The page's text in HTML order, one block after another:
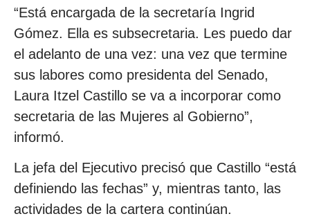
“Está encargada de la secretaría Ingrid
Gómez. Ella es subsecretaria. Les puedo dar
el adelanto de una vez: una vez que termine
sus labores como presidenta del Senado,
Laura Itzel Castillo se va a incorporar como
secretaria de las Mujeres al Gobierno”,
informó.
La jefa del Ejecutivo precisó que Castillo “está
definiendo las fechas” y, mientras tanto, las
actividades de la cartera continúan.